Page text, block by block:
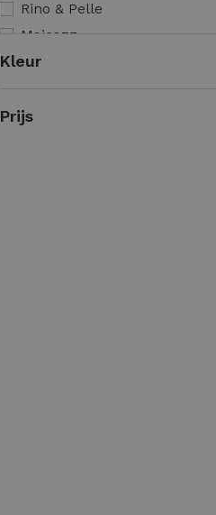
Rino & Pelle
Maicazz
Nukus
Kleur
Prijs